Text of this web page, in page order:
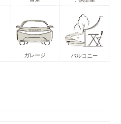
ガレージ バルコニー